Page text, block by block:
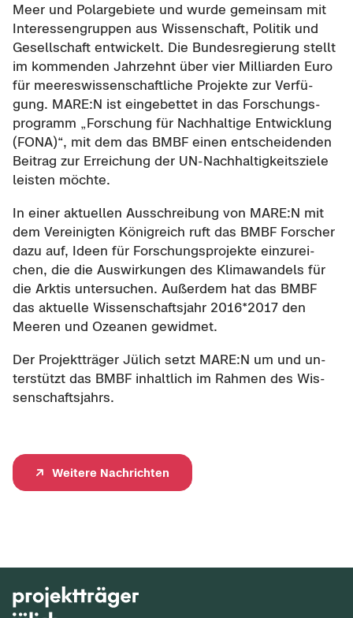
Meer und Po­lar­ge­bie­te und wurde ge­mein­sam mit
In­ter­es­sen­grup­pen aus Wis­sen­schaft, Po­li­tik und
Ge­sell­schaft ent­wi­ckelt. Die Bun­des­re­gie­rung stellt
im kom­men­den Jahr­zehnt über vier Mil­li­ar­den Euro
für mee­res­wis­sen­schaft­li­che Pro­jek­te zur Ver­fü­
gung. MARE:N ist ein­ge­bet­tet in das For­schungs­
pro­gramm „For­schung für Nach­hal­ti­ge Ent­wick­lung
(FONA)“, mit dem das BMBF einen ent­schei­den­den
Bei­trag zur Er­rei­chung der UN-​Nachhaltigkeitsziele
leis­ten möch­te.
In einer ak­tu­el­len Aus­schrei­bung von MARE:N mit
dem Ver­ei­nig­ten Kö­nig­reich ruft das BMBF For­scher
dazu auf, Ideen für For­schungs­pro­jek­te ein­zu­rei­
chen, die die Aus­wir­kun­gen des Kli­ma­wan­dels für
die Ark­tis un­ter­su­chen. Au­ßer­dem hat das BMBF
das ak­tu­el­le Wis­sen­schafts­jahr 2016*2017 den
Mee­ren und Ozea­nen ge­wid­met.
Der Pro­jekt­trä­ger Jü­lich setzt MARE:N um und un­
ter­stützt das BMBF in­halt­lich im Rah­men des Wis­
sen­schafts­jahrs.
Wei­te­re Nach­rich­ten